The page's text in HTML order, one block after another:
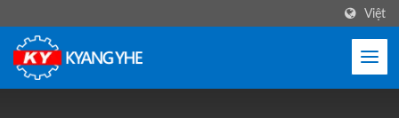
Việt